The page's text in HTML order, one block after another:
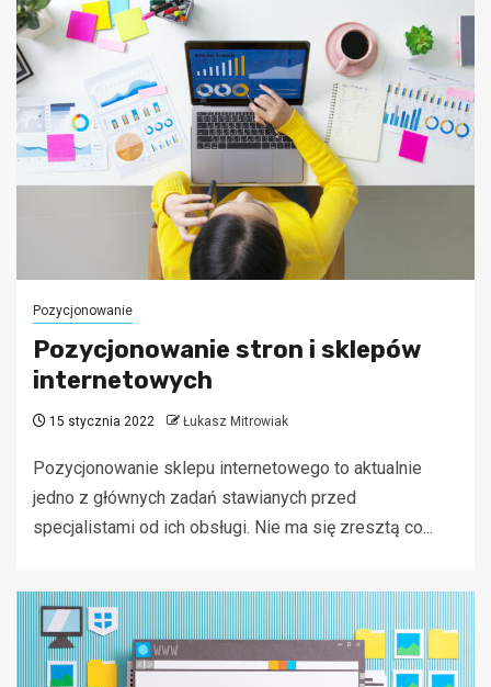
Pozycjonowanie
Pozycjonowanie stron i sklepów
internetowych
15 stycznia 2022 Łukasz Mitrowiak
Pozycjonowanie sklepu internetowego to aktualnie
jedno z głównych zadań stawianych przed
specjalistami od ich obsługi. Nie ma się zresztą co...